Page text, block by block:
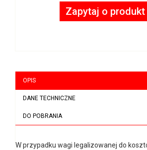
Zapytaj o produkt
OPIS
DANE TECHNICZNE
DO POBRANIA
W przypadku wagi legalizowanej do